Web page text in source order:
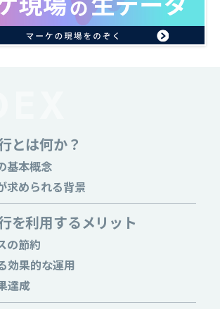
とは何か？
基本概念
求められる背景
を利用するメリット
の節約
効果的な運用
達成